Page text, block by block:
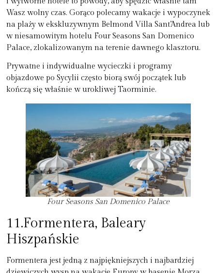
Wasz wolny czas. Gorąco polecamy wakacje i wypoczynek
na plaży w ekskluzywnym Belmond Villa Sant’Andrea lub
w niesamowitym hotelu Four Seasons San Domenico
Palace, zlokalizowanym na terenie dawnego klasztoru.
Prywatne i indywidualne wycieczki i programy
objazdowe po Sycylii często biorą swój początek lub
kończą się właśnie w urokliwej Taorminie.
Four Seasons San Domenico Palace
11.Formentera, Baleary
Hiszpańskie
Formentera jest jedną z najpiękniejszych i najbardziej